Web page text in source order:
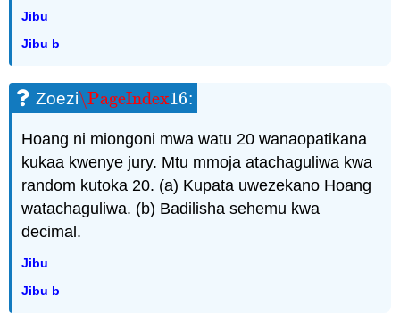
Jibu
Jibu b
Zoezi\PageIndex16
\PageIndex16:
Hoang ni miongoni mwa watu 20 wanaopatikana
kukaa kwenye jury. Mtu mmoja atachaguliwa kwa
random kutoka 20. (a) Kupata uwezekano Hoang
watachaguliwa. (b) Badilisha sehemu kwa
decimal.
Jibu
Jibu b